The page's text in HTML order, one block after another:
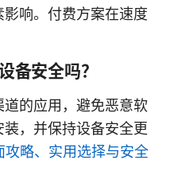
响。付费方案在速度
备安全吗？
的应用，避免恶意软
，并保持设备安全更
略、实用选择与安全